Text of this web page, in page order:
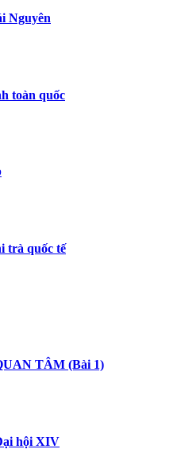
Nguyên
toàn quốc
trà quốc tế
TÂM (Bài 1)
hội XIV